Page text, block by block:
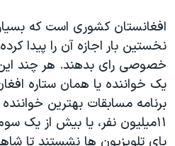
افغانستان کشوری است که
نخستین بار اجازه آن را پیدا
خصوصی رای بدهند. هر چند این
یک خواننده یا همان ستاره
برنامه مسابقات بهترین
١١میلیون نفر، یا بیش از یک